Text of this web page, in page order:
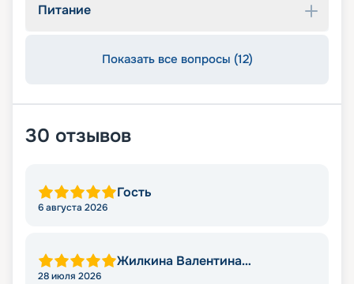
Питание
Показать все вопросы (12)
30 отзывов
Гость
6 августа 2026
Жилкина Валентина
28 июля 2026